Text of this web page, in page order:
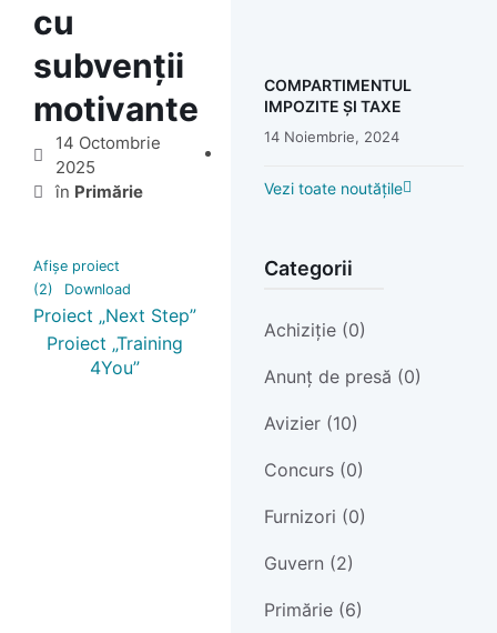
cu
subvenții
motivante
14 Octombrie
2025
în Primărie
Afișe proiect
(2)
Download
Proiect „Next Step”
Proiect „Training
4You”
COMPARTIMENTUL
IMPOZITE ȘI TAXE
14 Noiembrie, 2024
Vezi toate noutățile
Categorii
Achiziție (0)
Anunț de presă (0)
Avizier (10)
Concurs (0)
Furnizori (0)
Guvern (2)
Primărie (6)